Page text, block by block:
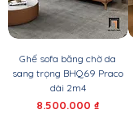
Ghế sofa băng chờ da
sang trọng BHQ69 Praco
dài 2m4
Giá
8.500.000 ₫